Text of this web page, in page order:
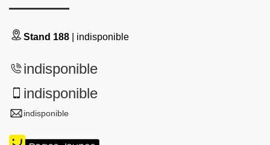
Stand 188 | indisponible
indisponible
indisponible
indisponible